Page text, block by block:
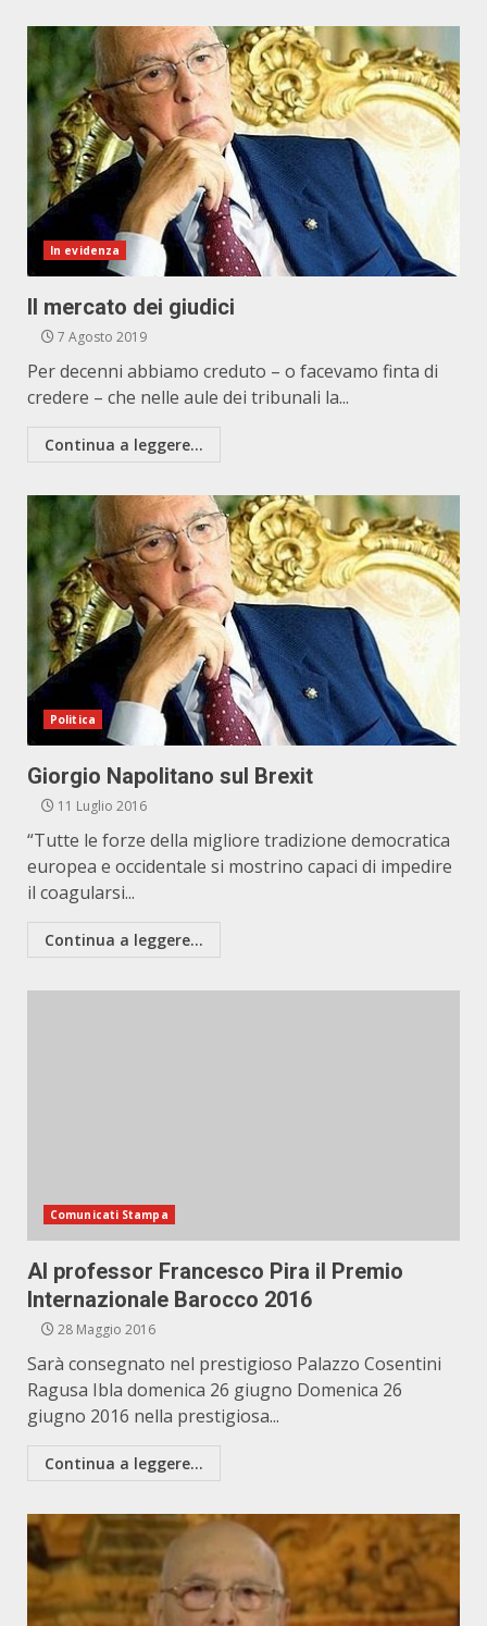
In evidenza
Il mercato dei giudici
7 Agosto 2019
Per decenni abbiamo creduto – o facevamo finta di
credere – che nelle aule dei tribunali la...
Continua a leggere...
Politica
Giorgio Napolitano sul Brexit
11 Luglio 2016
“Tutte le forze della migliore tradizione democratica
europea e occidentale si mostrino capaci di impedire
il coagularsi...
Continua a leggere...
Comunicati Stampa
Al professor Francesco Pira il Premio
Internazionale Barocco 2016
28 Maggio 2016
Sarà consegnato nel prestigioso Palazzo Cosentini
Ragusa Ibla domenica 26 giugno Domenica 26
giugno 2016 nella prestigiosa...
Continua a leggere...